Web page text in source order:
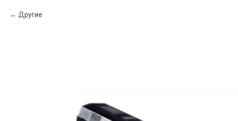
Другие